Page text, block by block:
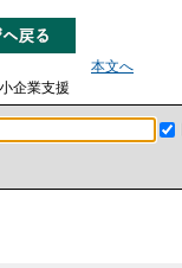
本文へ
企業支援